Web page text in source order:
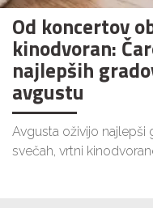
Od koncertov
kinodvoran:
najlepših
avgustu
Avgusta oživijo najlepši
svečah, vrtni